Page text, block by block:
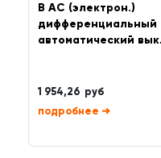
B AC (электрон.)
дифференциальный
автоматический
1 954,26 руб
➜